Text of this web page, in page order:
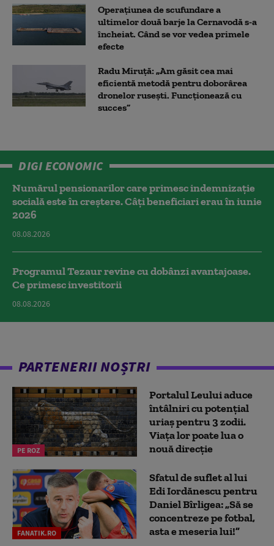
Operațiunea de scufundare a
ultimelor două barje la Cernavodă s-a
încheiat. Când se vor vedea primele
efecte
Radu Miruță: „Am găsit cea mai
eficientă metodă pentru doborârea
dronelor rusești. Funcționează cu
succes”
DIGI ECONOMIC
Numărul pensionarilor care primesc indemnizaţie
socială este în creștere. Câți beneficiari erau în iunie
2026
08.08.2026
Programul Tezaur revine cu dobânzi avantajoase.
Ce primesc investitorii
08.08.2026
PARTENERII NOȘTRI
PE ROZ
Portalul Leului aduce
întâlniri cu potențial
uriaș pentru 3 zodii.
Viața lor poate lua o
nouă direcție
FANATIK.RO
Sfatul de suflet al lui
Edi Iordănescu pentru
Daniel Bîrligea: „Să se
concentreze pe fotbal,
asta e meseria lui!”